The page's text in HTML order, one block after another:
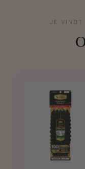
JE VINDT